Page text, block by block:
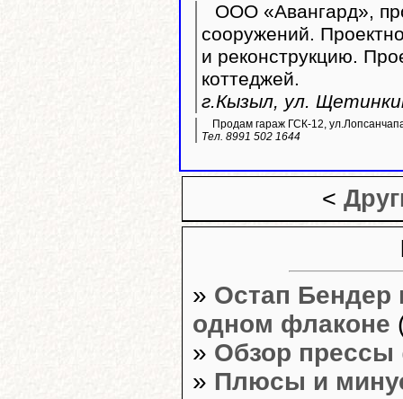
ООО «Авангард»,
сооружений.
и реконструкцию.
коттеджей.
г.Кызыл, ул.
Продам гараж ГСК-12,
Тел. 8991 502 1644
<
» Остап Бендер
одном флаконе
» Обзор прессы
» Плюсы и